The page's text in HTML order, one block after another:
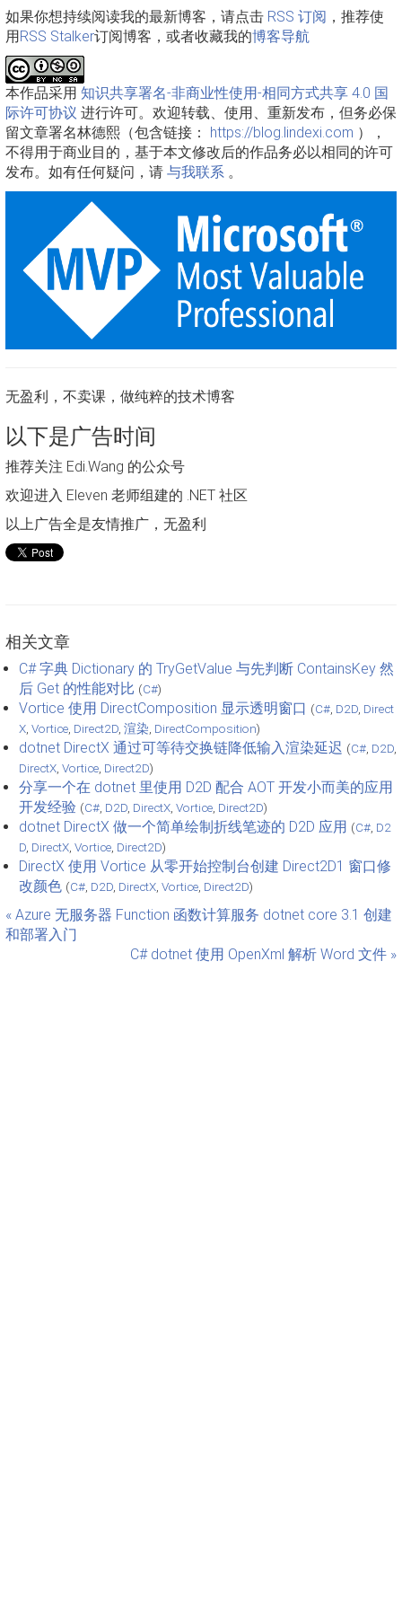
如果你想持续阅读我的最新博客，请点击 RSS 订阅 ，推荐使
用RSS Stalker订阅博客，或者收藏我的博客导航
本作品采用 知识共享署名-非商业性使用-相同方式共享 4.0 国
际许可协议 进行许可。欢迎转载、使用、重新发布，但务必保
留文章署名林德熙（包含链接： https://blog.lindexi.com ），
不得用于商业目的，基于本文修改后的作品务必以相同的许可
发布。如有任何疑问，请 与我联系 。
无盈利，不卖课，做纯粹的技术博客
以下是广告时间
推荐关注 Edi.Wang 的公众号
欢迎进入 Eleven 老师组建的 .NET 社区
以上广告全是友情推广，无盈利
相关文章
C# 字典 Dictionary 的 TryGetValue 与先判断 ContainsKey 然
后 Get 的性能对比 (C#)
Vortice 使用 DirectComposition 显示透明窗口 (C# D2D Direct
X Vortice Direct2D 渲染 DirectComposition)
dotnet DirectX 通过可等待交换链降低输入渲染延迟 (C# D2D
DirectX Vortice Direct2D)
分享一个在 dotnet 里使用 D2D 配合 AOT 开发小而美的应用
开发经验 (C# D2D DirectX Vortice Direct2D)
dotnet DirectX 做一个简单绘制折线笔迹的 D2D 应用 (C# D2
D DirectX Vortice Direct2D)
DirectX 使用 Vortice 从零开始控制台创建 Direct2D1 窗口修
改颜色 (C# D2D DirectX Vortice Direct2D)
« Azure 无服务器 Function 函数计算服务 dotnet core 3.1 创建
和部署入门
C# dotnet 使用 OpenXml 解析 Word 文件 »